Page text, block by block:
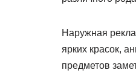
Наружная
ярких красок,
предметов